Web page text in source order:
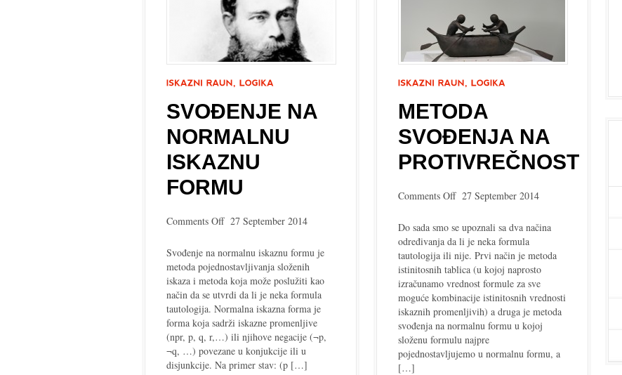
SVOĐENJE NA
NORMALNU
ISKAZNU
FORMU
Comments Offon
na
normalnu
iskaznu
formu
27 September 2014
Svođenje na normalnu iskaznu formu je
metoda pojednostavljivanja složenih
iskaza i metoda koja može poslužiti kao
način da se utvrdi da li je neka formula
tautologija. Normalna iskazna forma je
forma koja sadrži iskazne promenljive
(npr, p, q, r,…) ili njihove negacije (¬p,
¬q, …) povezane u konjukcije ili u
disjunkcije. Na primer stav: (p […]
METODA
SVOĐENJA NA
PROTIVREČNOST
Comments Offon
svođenja
na
protivrečnost
27 September 2014
Do sada smo se upoznali sa dva načina
određivanja da li je neka formula
tautologija ili nije. Prvi način je metoda
istinitosnih tablica (u kojoj naprosto
izračunamo vrednost formule za sve
moguće kombinacije istinitosnih vrednosti
iskaznih promenljivih) a druga je metoda
svođenja na normalnu formu u kojoj
složenu formulu najpre
pojednostavljujemo u normalnu formu, a
[…]